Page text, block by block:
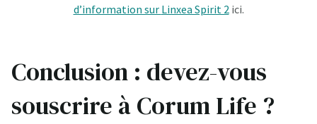
d’information sur Linxea Spirit 2ici.
Conclusion : devez-vous
souscrire à Corum Life ?